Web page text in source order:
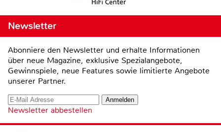
Newsletter
Abonniere den Newsletter und erhalte Informationen
über neue Magazine, exklusive Spezialangebote,
Gewinnspiele, neue Features sowie limitierte Angebote
unserer Partner.
Newsletter abbestellen